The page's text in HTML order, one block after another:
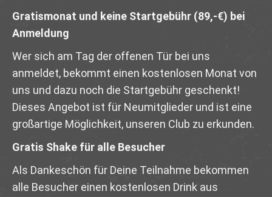
Gratismonat und keine Startgebühr (89,-€) bei
Anmeldung
Wer sich am Tag der offenen Tür bei uns
anmeldet, bekommt einen kostenlosen Monat von
uns und dazu noch die Startgebühr geschenkt!
Dieses Angebot ist für Neumitglieder und ist eine
großartige Möglichkeit, unseren Club zu erkunden.
Gratis Shake für alle Besucher
Als Dankeschön für Deine Teilnahme bekommen
alle Besucher einen kostenlosen Drink aus